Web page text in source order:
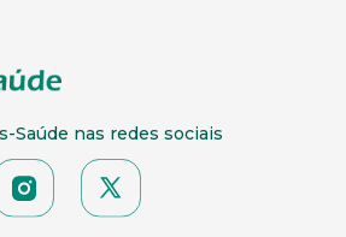
Saúde nas redes sociais